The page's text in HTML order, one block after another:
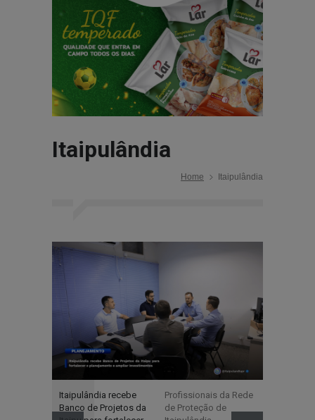
Itaipulândia
Home Itaipulândia
Itaipulândia recebe
Banco de Projetos da
Profissionais da Rede
de Proteção de